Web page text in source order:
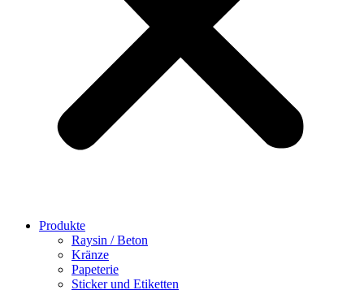
Produkte
Raysin / Beton
Kränze
Papeterie
Sticker und Etiketten